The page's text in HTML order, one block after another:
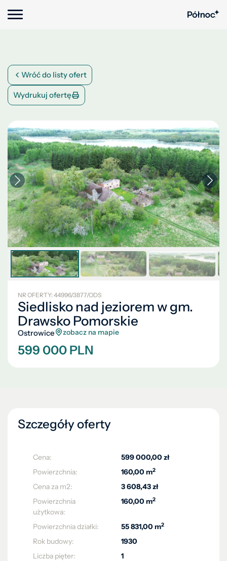
Wróć do listy ofert
Wydrukuj ofertę
NR OFERTY: 44996/3877/ODS
Siedlisko nad jeziorem w gm.
Drawsko Pomorskie
Ostrowice zobacz na mapie
599 000 PLN
Szczegóły oferty
Cena:
599 000,00 zł
Powierzchnia:
160,00 m2
Cena za m2:
3 608,43 zł
Powierzchnia
użytkowa:
160,00 m2
Powierzchnia działki: 55 831,00 m2
Rok budowy:
1930
Liczba pięter:
1